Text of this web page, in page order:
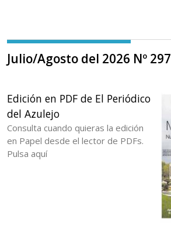
Julio/Agosto del 2026 Nº 297
Edición en PDF de El Periódico
del Azulejo
Consulta cuando quieras la edición
en Papel desde el lector de PDFs.
Pulsa aquí